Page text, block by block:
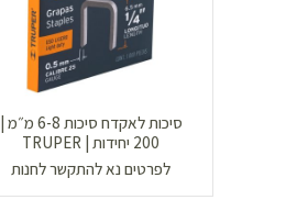
סיכות לאקדח סיכות 6-8 מ״מ |
200 יחידות | TRUPER
לפרטים נא להתקשר לחנות